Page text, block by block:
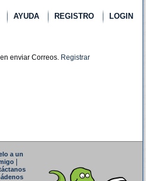
AYUDA REGISTRO LOGIN
enviar Correos. Registrar
a un
|